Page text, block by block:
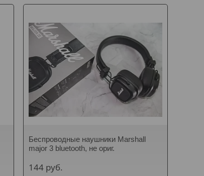
Беспроводные наушники Marshall
major 3 bluetooth, не ориг.
144 руб.